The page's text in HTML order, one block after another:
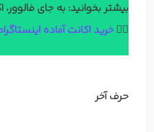
بیشتر بخوانید: به جای فالوور،
👈🏼 خرید اکانت آماده
حرف آخر